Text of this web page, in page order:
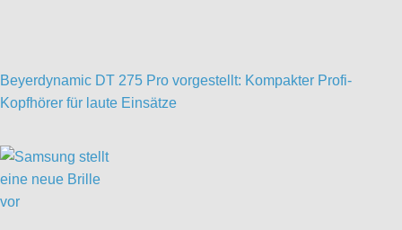
Beyerdynamic DT 275 Pro vorgestellt: Kompakter Profi-
Kopfhörer für laute Einsätze